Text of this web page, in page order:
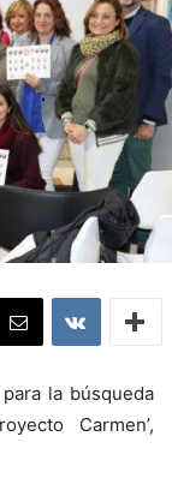
la búsqueda
Carmen’,